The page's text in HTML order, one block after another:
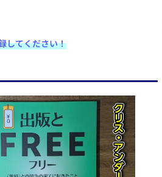
してください！